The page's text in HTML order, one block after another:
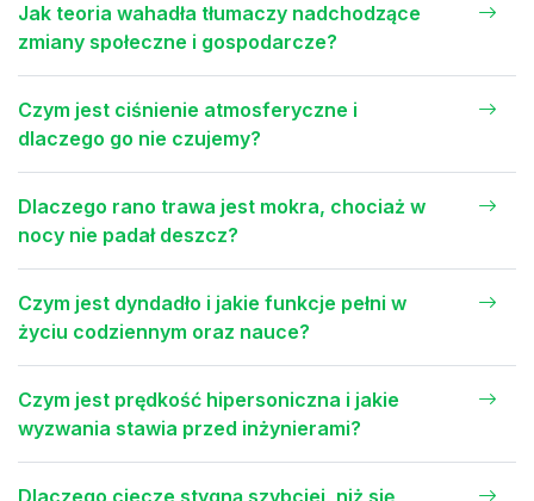
Jak teoria wahadła tłumaczy nadchodzące
zmiany społeczne i gospodarcze?
Czym jest ciśnienie atmosferyczne i
dlaczego go nie czujemy?
Dlaczego rano trawa jest mokra, chociaż w
nocy nie padał deszcz?
Czym jest dyndadło i jakie funkcje pełni w
życiu codziennym oraz nauce?
Czym jest prędkość hipersoniczna i jakie
wyzwania stawia przed inżynierami?